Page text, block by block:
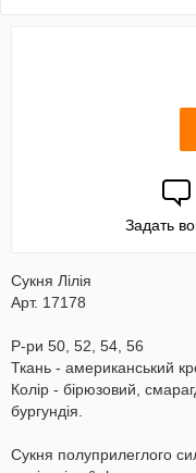
Задать
Сукня Лілія
Арт. 17178
Р-ри 50, 52, 54, 56
Ткань - американський
Колір - бірюзовий,
бургундія.
Сукня полуприлеглого